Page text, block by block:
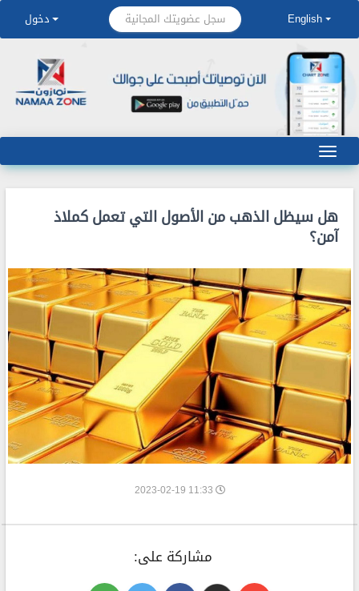
English سجل عضويتك المجانية دخول
هل سيظل الذهب من الأصول التي تعمل كملاذ
آمن؟
مشاركة على: